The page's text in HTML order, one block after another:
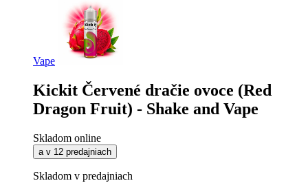
Vape
Kickit Červené dračie ovoce (Red
Dragon Fruit) - Shake and Vape
Skladom online
a v 12 predajniach
Skladom v predajniach